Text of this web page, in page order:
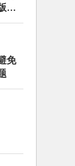
）
免